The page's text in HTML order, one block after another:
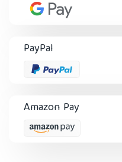
PayPal
Amazon Pay